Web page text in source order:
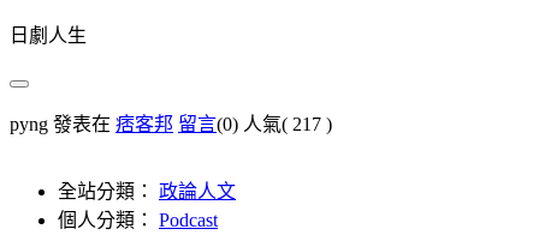
日劇人生
pyng 發表在 痞客邦 留言(0) 人氣( 217 )
全站分類： 政論人文
個人分類： Podcast